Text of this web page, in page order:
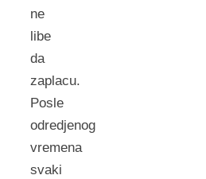
ne
libe
da
zaplacu.
Posle
odredjenog
vremena
svaki